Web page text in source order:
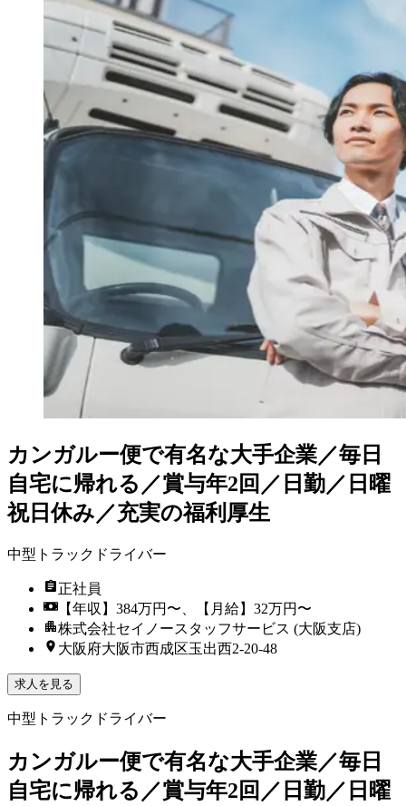
カンガルー便で有名な大手企業／毎日
自宅に帰れる／賞与年2回／日勤／日曜
祝日休み／充実の福利厚生
中型トラックドライバー
正社員
【年収】384万円〜、【月給】32万円〜
株式会社セイノースタッフサービス (大阪支店)
大阪府大阪市西成区玉出西2-20-48
求人を見る
中型トラックドライバー
カンガルー便で有名な大手企業／毎日
自宅に帰れる／賞与年2回／日勤／日曜